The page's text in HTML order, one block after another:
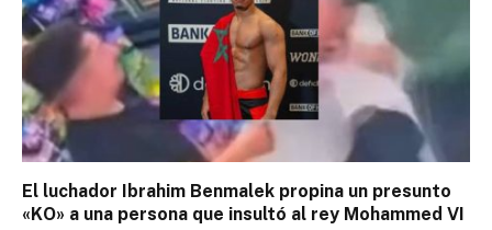
El luchador Ibrahim Benmalek propina un presunto
«KO» a una persona que insultó al rey Mohammed VI